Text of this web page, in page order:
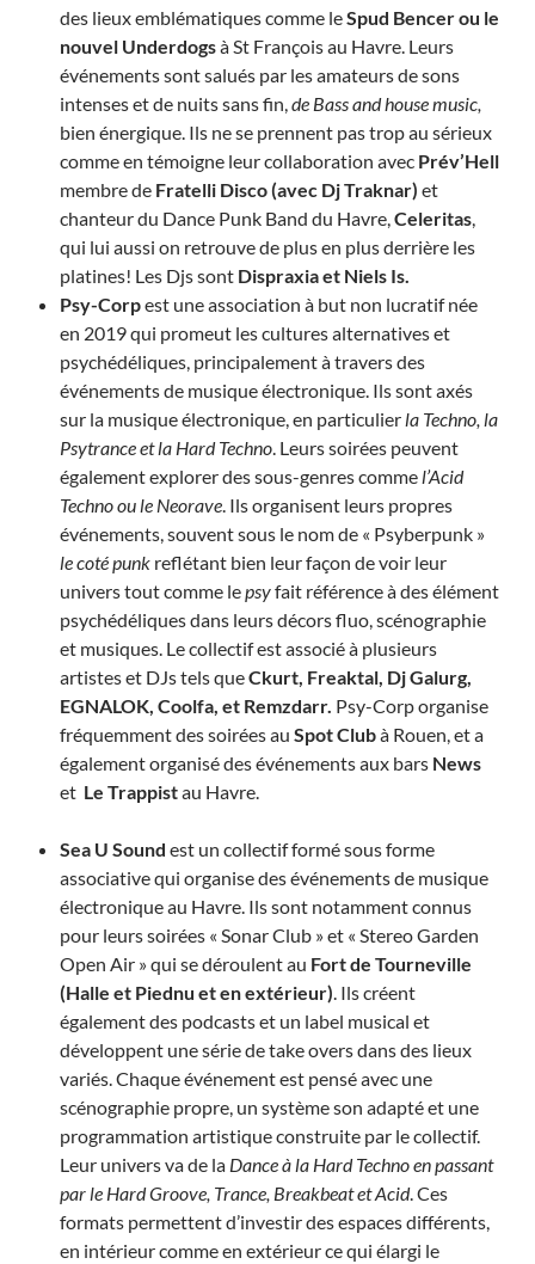
des lieux emblématiques comme leSpud Bencer ou le
nouvel Underdogsà St François au Havre. Leurs
événements sont salués par les amateurs de sons
intenses et de nuits sans fin,de Bass and house music,
bien énergique. Ils ne se prennent pas trop au sérieux
comme en témoigne leur collaboration avec Prév’Hell
membre de Fratelli Disco (avec Dj Traknar) et
chanteur du Dance Punk Band du Havre,Celeritas,
qui lui aussi on retrouve de plus en plus derrière les
platines! Les Djs sont Dispraxia et Niels Is.
Psy-Corpest une association à but non lucratif née
en 2019 qui promeut les cultures alternatives et
psychédéliques, principalement à travers des
événements de musique électronique. Ils sont axés
sur la musique électronique, en particulier la Techno, la
Psytrance et la Hard Techno. Leurs soirées peuvent
également explorer des sous-genres comme l’Acid
Techno ou le Neorave. Ils organisent leurs propres
événements, souvent sous le nom de « Psyberpunk »
le coté punk reflétant bien leur façon de voir leur
univers tout comme lepsyfait référence à des élément
psychédéliques dans leurs décors fluo, scénographie
et musiques. Le collectif est associé à plusieurs
artistes et DJs tels queCkurt, Freaktal, Dj Galurg,
EGNALOK, Coolfa, et Remzdarr. Psy-Corp organise
fréquemment des soirées au Spot Clubà Rouen, et a
également organisé des événements aux bars News
et Le Trappistau Havre.
Sea U Sound est un collectif formé sous forme
associative qui organise des événements de musique
électronique au Havre. Ils sont notamment connus
pour leurs soirées « Sonar Club » et « Stereo Garden
Open Air » qui se déroulent au Fort de Tourneville
(Halle et Piednu et en extérieur). Ils créent
également des podcasts et un label musical et
développent une série detake oversdans des lieux
variés. Chaque événement est pensé avec une
scénographie propre, un système son adapté et une
programmation artistique construite par le collectif.
Leur univers va de la Dance à la Hard Techno en passant
par le Hard Groove, Trance, Breakbeat et Acid.Ces
formats permettent d’investir des espaces différents,
en intérieur comme en extérieur ce qui élargi le